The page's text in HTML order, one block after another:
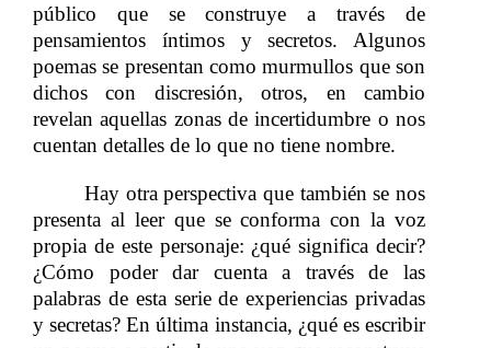
público que se construye a través de
pensamientos íntimos y secretos. Algunos
poemas se presentan como murmullos que son
dichos con discresión, otros, en cambio
revelan aquellas zonas de incertidumbre o nos
cuentan detalles de lo que no tiene nombre.​​
Hay otra perspectiva que también se nos
presenta al leer que se conforma con la voz
propia de este personaje: ¿qué significa decir?
¿Cómo poder dar cuenta a través de las
palabras de esta serie de experiencias privadas
y secretas? En última instancia, ¿qué es escribir